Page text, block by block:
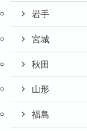
岩手
宮城
秋田
山形
福島